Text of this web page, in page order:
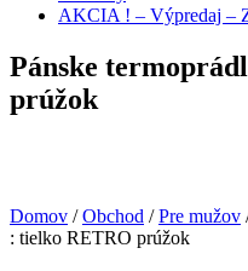
AKCIA ! – Výpredaj –
Pánske
prúžok
Domov /Obchod /Pre mužov
: tielko RETRO prúžok